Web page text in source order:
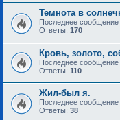
Темнота в
Последнее сообщение
Ответы: 170
Кровь, золото,
Последнее сообщение
Ответы: 110
Жил-был я.
Последнее сообщение
Ответы: 38